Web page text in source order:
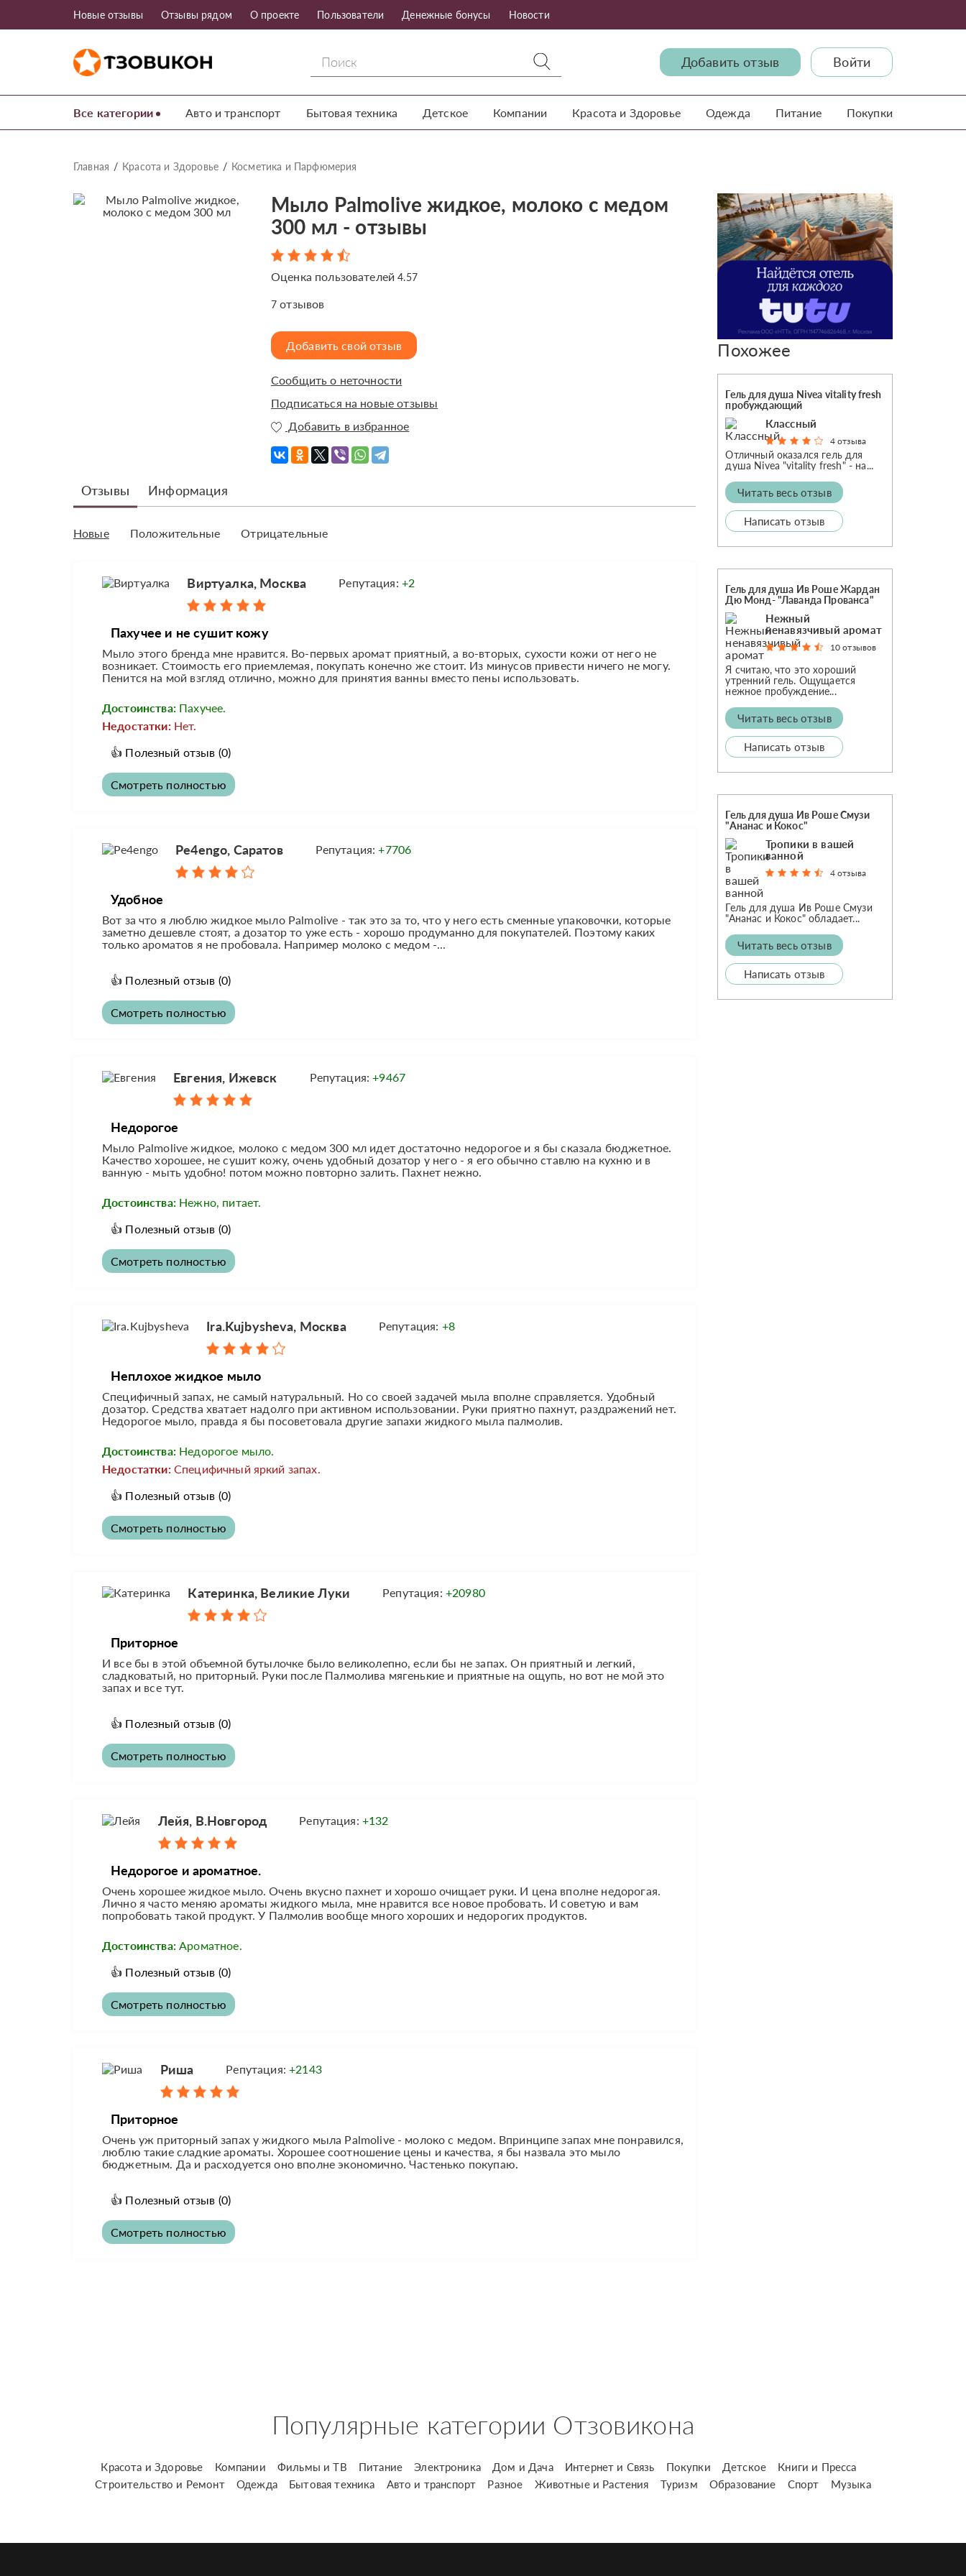
Новые отзывы Отзывы рядом О проекте Пользователи Денежные бонусы Новости
Добавить отзыв Войти
Все категории Авто и транспорт Бытовая техника Детское Компании Красота и Здоровье Одежда Питание Покупки
Главная Красота и Здоровье Косметика и Парфюмерия
Мыло Palmolive жидкое, молоко с медом
300 мл - отзывы
Оценка пользователей4.57
7 отзывов
Добавить свой отзыв
Сообщить о неточности
Подписаться на новые отзывы
Добавить в избранное
Отзывы Информация
Новые Положительные Отрицательные
Виртуалка, Москва Репутация: +2
Пахучее и не сушит кожу
Мыло этого бренда мне нравится. Во-первых аромат приятный, а во-вторых, сухости кожи от него не
возникает. Стоимость его приемлемая, покупать конечно же стоит. Из минусов привести ничего не могу.
Пенится на мой взгляд отлично, можно для принятия ванны вместо пены использовать.
Достоинства: Пахучее.
Недостатки: Нет.
👍 Полезный отзыв (0)
Смотреть полностью
Pe4engo, Саратов Репутация:+7706
Удобное
Вот за что я люблю жидкое мыло Palmolive - так это за то, что у него есть сменные упаковочки, которые
заметно дешевле стоят, а дозатор то уже есть - хорошо продуманно для покупателей. Поэтому каких
только ароматов я не пробовала. Например молоко с медом -...
👍 Полезный отзыв (0)
Смотреть полностью
Евгения, Ижевск Репутация:+9467
Недорогое
Мыло Palmolive жидкое, молоко с медом 300 мл идет достаточно недорогое и я бы сказала бюджетное.
Качество хорошее, не сушит кожу, очень удобный дозатор у него - я его обычно ставлю на кухню и в
ванную - мыть удобно! потом можно повторно залить. Пахнет нежно.
Достоинства: Нежно, питает.
👍 Полезный отзыв (0)
Смотреть полностью
Ira.Kujbysheva, Москва Репутация: +8
Неплохое жидкое мыло
Специфичный запах, не самый натуральный. Но со своей задачей мыла вполне справляется. Удобный
дозатор. Средства хватает надолго при активном использовании. Руки приятно пахнут, раздражений нет.
Недорогое мыло, правда я бы посоветовала другие запахи жидкого мыла палмолив.
Достоинства: Недорогое мыло.
Недостатки: Специфичный яркий запах.
👍 Полезный отзыв (0)
Смотреть полностью
Катеринка, Великие Луки Репутация: +20980
Приторное
И все бы в этой объемной бутылочке было великолепно, если бы не запах. Он приятный и легкий,
сладковатый, но приторный. Руки после Палмолива мягенькие и приятные на ощупь, но вот не мой это
запах и все тут.
👍 Полезный отзыв (0)
Смотреть полностью
Лейя, В.Новгород Репутация: +132
Недорогое и ароматное.
Очень хорошее жидкое мыло. Очень вкусно пахнет и хорошо очищает руки. И цена вполне недорогая.
Лично я часто меняю ароматы жидкого мыла, мне нравится все новое пробовать. И советую и вам
попробовать такой продукт. У Палмолив вообще много хороших и недорогих продуктов.
Достоинства: Ароматное.
👍 Полезный отзыв (0)
Смотреть полностью
Риша Репутация:+2143
Приторное
Очень уж приторный запах у жидкого мыла Palmolive - молоко с медом. Впринципе запах мне понравился,
люблю такие сладкие ароматы. Хорошее соотношение цены и качества, я бы назвала это мыло
бюджетным. Да и расходуется оно вполне экономично. Частенько покупаю.
👍 Полезный отзыв (0)
Смотреть полностью
Похожее
Гель для душа Nivea vitality fresh
пробуждающий
Классный
4 отзыва
Отличный оказался гель для
душа Nivea "vitality fresh" - на...
Читать весь отзыв
Написать отзыв
Гель для душа Ив Роше Жардан
Дю Монд- "Лаванда Прованса"
Нежный
ненавязчивый аромат
10 отзывов
Я считаю, что это хороший
утренний гель. Ощущается
нежное пробуждение...
Читать весь отзыв
Написать отзыв
Гель для душа Ив Роше Смузи
"Ананас и Кокос"
Тропики в вашей
ванной
4 отзыва
Гель для душа Ив Роше Смузи
"Ананас и Кокос" обладает...
Читать весь отзыв
Написать отзыв
Популярные категории Отзовикона
Красота и Здоровье Компании Фильмы и ТВ Питание Электроника Дом и Дача Интернет и Связь Покупки Детское
Книги и Пресса
Строительство и Ремонт
Одежда Бытовая техника Авто и транспорт Разное Животные и Растения Туризм Образование Спорт Музыка